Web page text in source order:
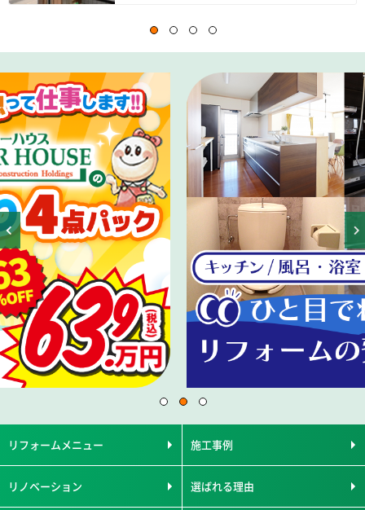
リフォームメニュー 施工事例
リノベーション 選ばれる理由